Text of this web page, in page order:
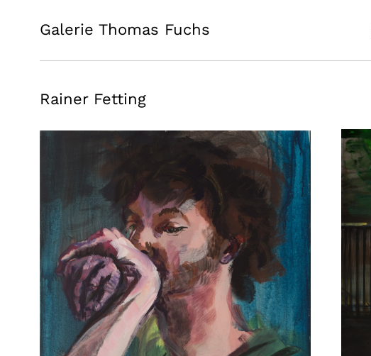
Galerie Thomas Fuchs
Rainer Fetting